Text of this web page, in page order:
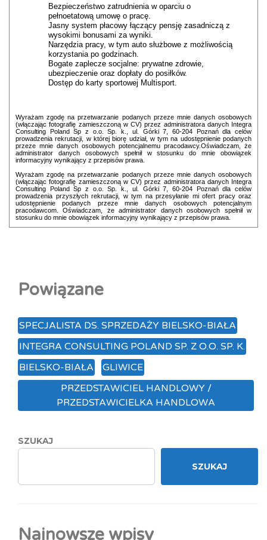
Bezpieczeństwo zatrudnienia w oparciu o
pełnoetatową umowę o pracę.
Jasny system płacowy łączący pensję zasadniczą z
wysokimi bonusami za wyniki.
Narzędzia pracy, w tym auto służbowe z możliwością
korzystania po godzinach.
Bogate zaplecze socjalne: prywatne zdrowie,
ubezpieczenie oraz dopłaty do posiłków.
Dostęp do karty sportowej Multisport.
Wyrażam zgodę na przetwarzanie podanych przeze mnie danych osobowych
(włączając fotografię zamieszczoną w CV) przez administratora danych Integra
Consulting Poland Sp z o.o. Sp. k., ul. Górki 7, 60-204 Poznań dla celów
prowadzenia rekrutacji, w której biorę udział, w tym na udostępnienie podanych
przeze mnie danych osobowych potencjalnemu pracodawcy.Oświadczam, że
administrator danych osobowych spełnił w stosunku do mnie obowiązek
informacyjny wynikający z przepisów prawa.
Wyrażam zgodę na przetwarzanie podanych przeze mnie danych osobowych
(włączając fotografię zamieszczoną w CV) przez administratora danych Integra
Consulting Poland Sp z o.o. Sp. k., ul. Górki 7, 60-204 Poznań dla celów
prowadzenia przyszłych rekrutacji, w tym na przesyłanie mi ofert pracy oraz
udostępnienie podanych przeze mnie danych osobowych potencjalnym
pracodawcom. Oświadczam, że administrator danych osobowych spełnił w
stosunku do mnie obowiązek informacyjny wynikający z przepisów prawa.
Powiązane
SPECJALISTA DS. SPRZEDAŻY BIELSKO-BIAŁA
INTEGRA CONSULTING POLAND SP. Z O.O. SP. K.
BIELSKO-BIAŁA
GLIWICE
PRZEDSTAWICIEL HANDLOWY /
PRZEDSTAWICIELKA HANDLOWA
SZUKAJ
SZUKAJ
Najnowsze wpisy